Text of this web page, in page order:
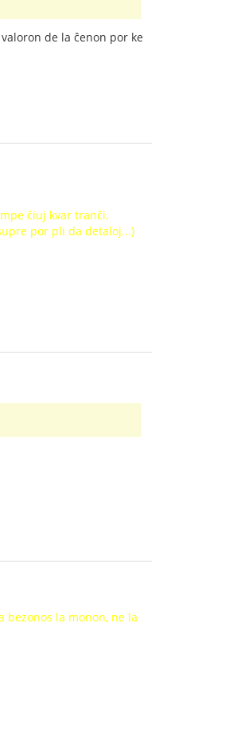
de la ĉenon por ke
ĉiuj kvar tranĉi.
por pli da detaloj...)
la monon, ne la